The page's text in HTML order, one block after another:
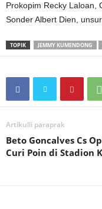
Prokopim Recky Laloan,
Sonder Albert Dien,
TOPIK JEMMY KUMENDONG
Artikulli paraprak
Beto Goncalves Cs
Curi Poin di Stadion